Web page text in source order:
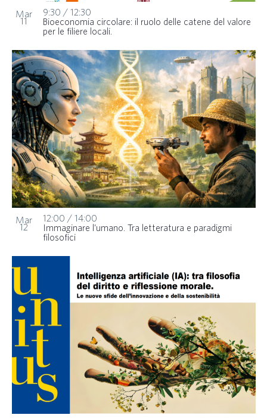
Mar
11
Bioeconomia circolare: il ruolo delle catene del valore
per le filiere locali.
9:30 / 12:30
Mar
12
Immaginare l’umano. Tra letteratura e paradigmi
filosofici
12:00 / 14:00